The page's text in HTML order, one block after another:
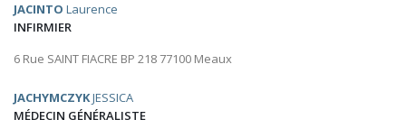
JACINTO Laurence
INFIRMIER
6 Rue SAINT FIACRE BP 218 77100 Meaux
JACHYMCZYKJESSICA
MÉDECIN GÉNÉRALISTE